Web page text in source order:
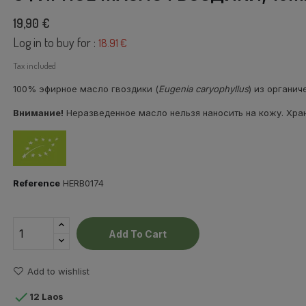
19,90 €
Log in to buy for : 18.91 €
Tax included
100% эфирное масло гвоздики (Eugenia caryophyllus) из
Внимание! Неразведенное масло нельзя наносить на кожу.
Reference HERB0174
Add To Cart
Add to wishlist
 12 Laos